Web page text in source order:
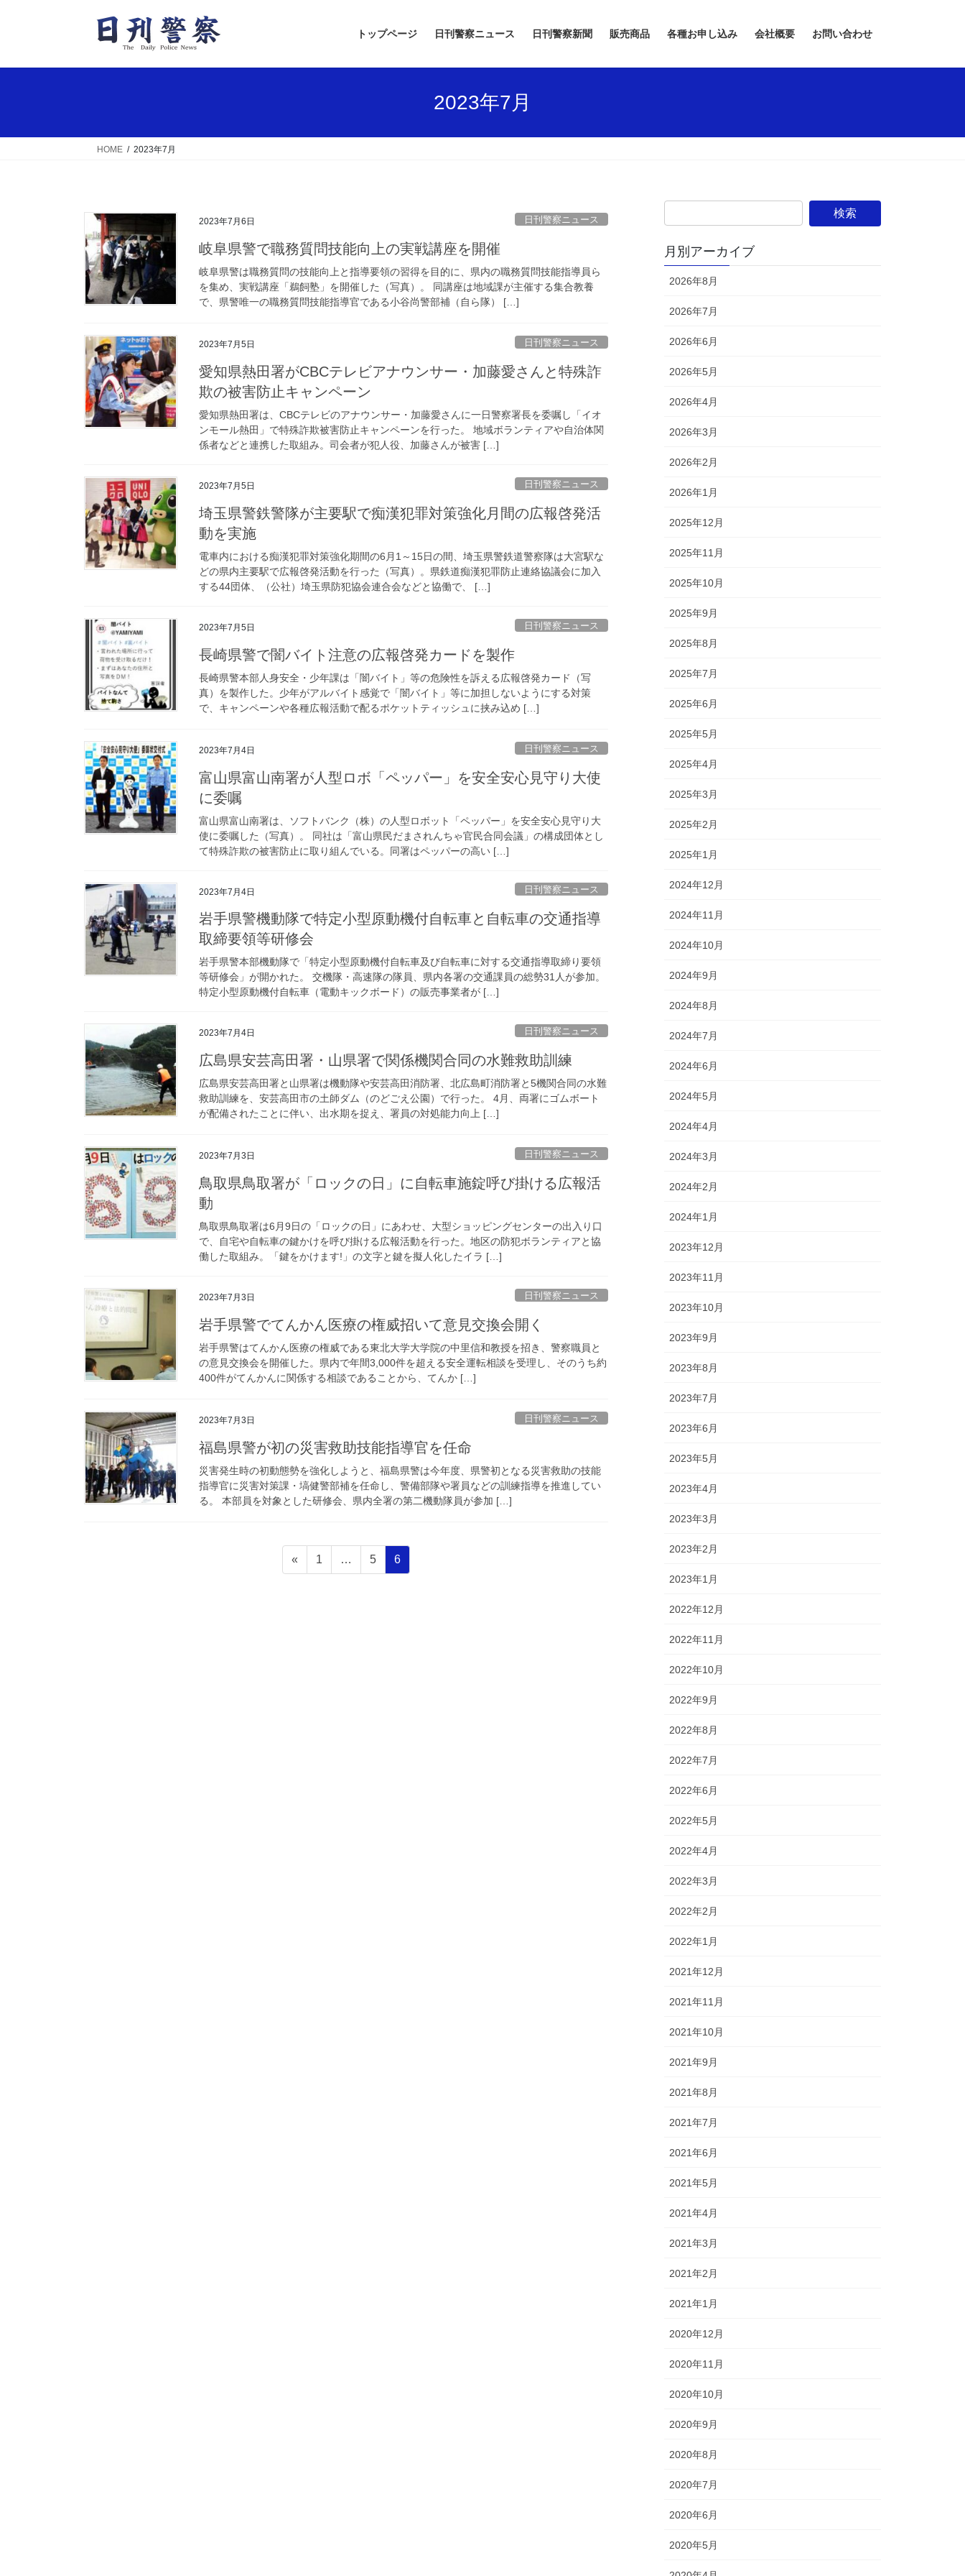
トップページ 日刊警察ニュース 日刊警察新聞 販売商品 各種お申し込み 会社概要 お問い合わせ
2023年7月
HOME 2023年7月
2023年7月6日 日刊警察ニュース
岐阜県警で職務質問技能向上の実戦講座を開催
岐阜県警は職務質問の技能向上と指導要領の習得を目的に、県内の職務質問技能指導員ら
を集め、実戦講座「鵜飼塾」を開催した（写真）。 同講座は地域課が主催する集合教養
で、県警唯一の職務質問技能指導官である小谷尚警部補（自ら隊） […]
2023年7月5日 日刊警察ニュース
愛知県熱田署がCBCテレビアナウンサー・加藤愛さんと特殊詐
欺の被害防止キャンペーン
愛知県熱田署は、CBCテレビのアナウンサー・加藤愛さんに一日警察署長を委嘱し「イオ
ンモール熱田」で特殊詐欺被害防止キャンペーンを行った。 地域ボランティアや自治体関
係者などと連携した取組み。司会者が犯人役、加藤さんが被害 […]
2023年7月5日 日刊警察ニュース
埼玉県警鉄警隊が主要駅で痴漢犯罪対策強化月間の広報啓発活
動を実施
電車内における痴漢犯罪対策強化期間の6月1～15日の間、埼玉県警鉄道警察隊は大宮駅な
どの県内主要駅で広報啓発活動を行った（写真）。県鉄道痴漢犯罪防止連絡協議会に加入
する44団体、（公社）埼玉県防犯協会連合会などと協働で、 […]
2023年7月5日 日刊警察ニュース
長崎県警で闇バイト注意の広報啓発カードを製作
長崎県警本部人身安全・少年課は「闇バイト」等の危険性を訴える広報啓発カード（写
真）を製作した。少年がアルバイト感覚で「闇バイト」等に加担しないようにする対策
で、キャンペーンや各種広報活動で配るポケットティッシュに挟み込め […]
2023年7月4日 日刊警察ニュース
富山県富山南署が人型ロボ「ペッパー」を安全安心見守り大使
に委嘱
富山県富山南署は、ソフトバンク（株）の人型ロボット「ペッパー」を安全安心見守り大
使に委嘱した（写真）。 同社は「富山県民だまされんちゃ官民合同会議」の構成団体とし
て特殊詐欺の被害防止に取り組んでいる。同署はペッパーの高い […]
2023年7月4日 日刊警察ニュース
岩手県警機動隊で特定小型原動機付自転車と自転車の交通指導
取締要領等研修会
岩手県警本部機動隊で「特定小型原動機付自転車及び自転車に対する交通指導取締り要領
等研修会」が開かれた。 交機隊・高速隊の隊員、県内各署の交通課員の総勢31人が参加。
特定小型原動機付自転車（電動キックボード）の販売事業者が […]
2023年7月4日 日刊警察ニュース
広島県安芸高田署・山県署で関係機関合同の水難救助訓練
広島県安芸高田署と山県署は機動隊や安芸高田消防署、北広島町消防署と5機関合同の水難
救助訓練を、安芸高田市の土師ダム（のどごえ公園）で行った。 4月、両署にゴムボート
が配備されたことに伴い、出水期を捉え、署員の対処能力向上 […]
2023年7月3日 日刊警察ニュース
鳥取県鳥取署が「ロックの日」に自転車施錠呼び掛ける広報活
動
鳥取県鳥取署は6月9日の「ロックの日」にあわせ、大型ショッピングセンターの出入り口
で、自宅や自転車の鍵かけを呼び掛ける広報活動を行った。地区の防犯ボランティアと協
働した取組み。「鍵をかけます!」の文字と鍵を擬人化したイラ […]
2023年7月3日 日刊警察ニュース
岩手県警でてんかん医療の権威招いて意見交換会開く
岩手県警はてんかん医療の権威である東北大学大学院の中里信和教授を招き、警察職員と
の意見交換会を開催した。県内で年間3,000件を超える安全運転相談を受理し、そのうち約
400件がてんかんに関係する相談であることから、てんか […]
2023年7月3日 日刊警察ニュース
福島県警が初の災害救助技能指導官を任命
災害発生時の初動態勢を強化しようと、福島県警は今年度、県警初となる災害救助の技能
指導官に災害対策課・塙健警部補を任命し、警備部隊や署員などの訓練指導を推進してい
る。 本部員を対象とした研修会、県内全署の第二機動隊員が参加 […]
«
固
定
1 …
固
定
5
固
定
6
月別アーカイブ
2026年8月
2026年7月
2026年6月
2026年5月
2026年4月
2026年3月
2026年2月
2026年1月
2025年12月
2025年11月
2025年10月
2025年9月
2025年8月
2025年7月
2025年6月
2025年5月
2025年4月
2025年3月
2025年2月
2025年1月
2024年12月
2024年11月
2024年10月
2024年9月
2024年8月
2024年7月
2024年6月
2024年5月
2024年4月
2024年3月
2024年2月
2024年1月
2023年12月
2023年11月
2023年10月
2023年9月
2023年8月
2023年7月
2023年6月
2023年5月
2023年4月
2023年3月
2023年2月
2023年1月
2022年12月
2022年11月
2022年10月
2022年9月
2022年8月
2022年7月
2022年6月
2022年5月
2022年4月
2022年3月
2022年2月
2022年1月
2021年12月
2021年11月
2021年10月
2021年9月
2021年8月
2021年7月
2021年6月
2021年5月
2021年4月
2021年3月
2021年2月
2021年1月
2020年12月
2020年11月
2020年10月
2020年9月
2020年8月
2020年7月
2020年6月
2020年5月